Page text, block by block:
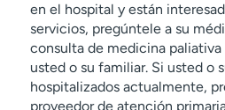
en el hospital y están
servicios, pregúntele a su
consulta de medicina paliativa
usted o su familiar. Si usted o
hospitalizados actualmente,
proveedor de atención